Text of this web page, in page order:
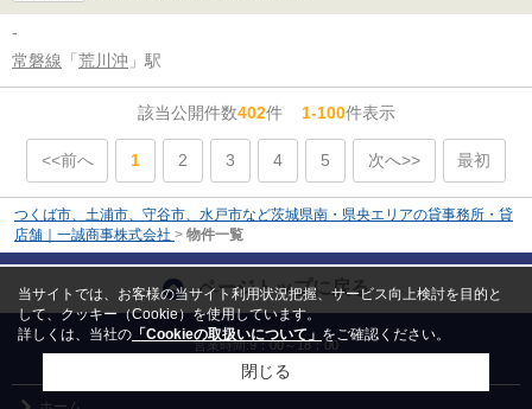
-
常磐線 「 荒川沖 」駅
該当公開件数402件1-100件表示
<<前へ 1 2 3 4 5 次へ>> 最初
つくば市、土浦市、守谷市、水戸市など茨城県南・県央エリアの貸事務所・貸
店舗｜一誠商事株式会社 > 物件一覧
ページトップに戻る
営業時間:9：00～18：00
定休日:毎週水曜日
当サイトでは、お客様の当サイト利用状況把握、サービス向上検討を目的と
して、クッキー（Cookie）を使用しています。
詳しくは、当社の 「Cookieの取扱いについて」 をご確認ください。
閉じる